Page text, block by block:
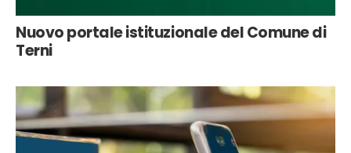
Nuovo portale istituzionale del Comune di
Terni